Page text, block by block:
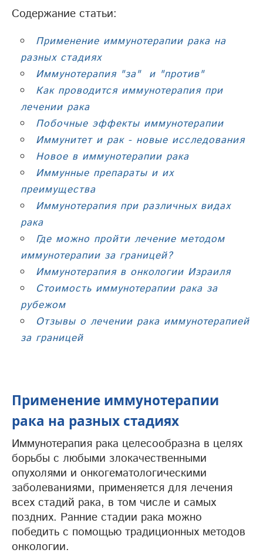
Содержание статьи:
Применение иммунотерапии рака на
разных стадиях
Иммунотерапия "за" и "против"
Как проводится иммунотерапия при
лечении рака
Побочные эффекты иммунотерапии
Иммунитет и рак - новые исследования
Новое в иммунотерапии рака
Иммунные препараты и их
преимущества
Иммунотерапия при различных видах
рака
Где можно пройти лечение методом
иммунотерапии за границей?
Иммунотерапия в онкологии Израиля
Стоимость иммунотерапии рака за
рубежом
Отзывы о лечении рака иммунотерапией
за границей
Применение иммунотерапии
рака на разных стадиях
Иммунотерапия рака целесообразна в целях
борьбы с любыми злокачественными
опухолями и онкогематологическими
заболеваниями, применяется для лечения
всех стадий рака, в том числе и самых
поздних. Ранние стадии рака можно
победить с помощью традиционных методов
онкологии.